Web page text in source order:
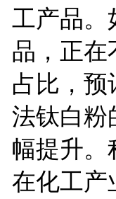
工产品。
品，正在
占比，预
法钛白粉
幅提升。
在化工产